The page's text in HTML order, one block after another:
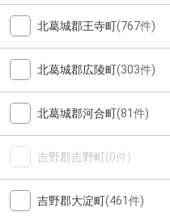
北葛城郡王寺町(767件)
北葛城郡広陵町(303件)
北葛城郡河合町(81件)
吉野郡吉野町(0件)
吉野郡大淀町(461件)